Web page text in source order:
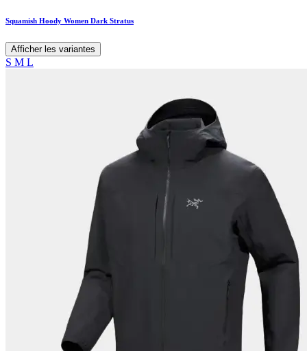
Squamish Hoody Women Dark Stratus
Afficher les variantes
S M L